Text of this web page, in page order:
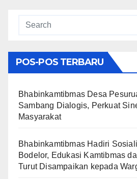
POS-POS TERBARU
Bhabinkamtibmas Desa
Sambang Dialogis, Perkuat
Masyarakat
Bhabinkamtibmas Hadiri
Bodelor, Edukasi Kamtibmas
Turut Disampaikan kepada